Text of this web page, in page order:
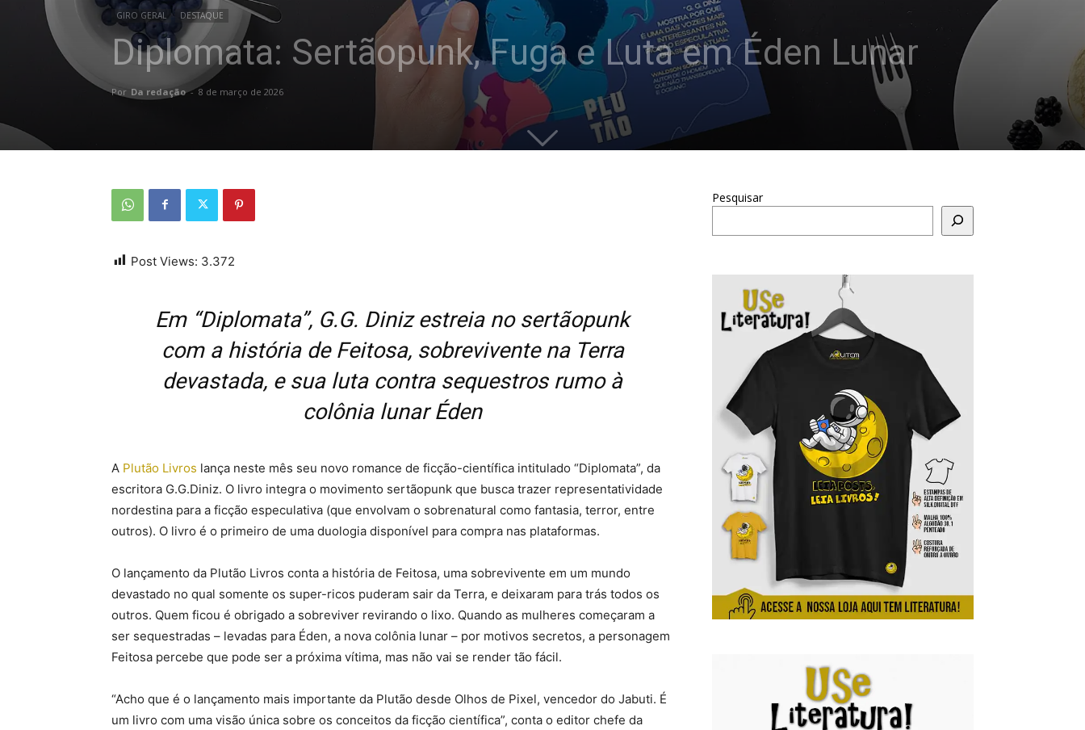
GIRO GERAL DESTAQUE
Diplomata: Sertãopunk, Fuga e Luta em Éden Lunar
Por Da redação - 8 de março de 2026
Post Views: 3.372
Em “Diplomata”, G.G. Diniz estreia no sertãopunk
com a história de Feitosa, sobrevivente na Terra
devastada, e sua luta contra sequestros rumo à
colônia lunar Éden
A Plutão Livros lança neste mês seu novo romance de ficção-científica intitulado “Diplomata”, da
escritora G.G.Diniz. O livro integra o movimento sertãopunk que busca trazer representatividade
nordestina para a ficção especulativa (que envolvam o sobrenatural como fantasia, terror, entre
outros). O livro é o primeiro de uma duologia disponível para compra nas plataformas.
O lançamento da Plutão Livros conta a história de Feitosa, uma sobrevivente em um mundo
devastado no qual somente os super-ricos puderam sair da Terra, e deixaram para trás todos os
outros. Quem ficou é obrigado a sobreviver revirando o lixo. Quando as mulheres começaram a
ser sequestradas – levadas para Éden, a nova colônia lunar – por motivos secretos, a personagem
Feitosa percebe que pode ser a próxima vítima, mas não vai se render tão fácil.
“Acho que é o lançamento mais importante da Plutão desde Olhos de Pixel, vencedor do Jabuti. É
um livro com uma visão única sobre os conceitos da ficção científica”, conta o editor chefe da
Pesquisar